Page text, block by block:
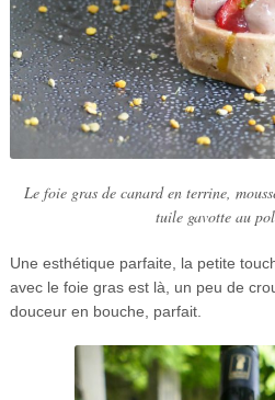
Le foie gras de canard en terrine,
tuile gavotte au
Une esthétique parfaite, la petite
avec le foie gras est là, un peu de
douceur en bouche, parfait.